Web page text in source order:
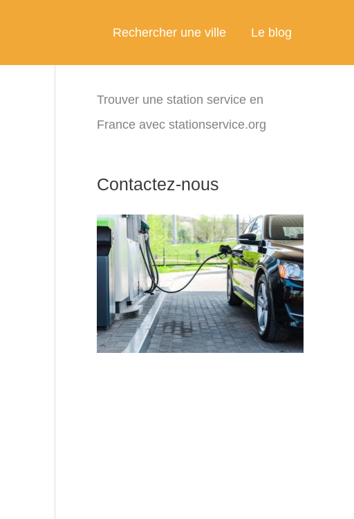
Rechercher une ville Le blog
Trouver une station service en
France avec stationservice.org
Contactez-nous